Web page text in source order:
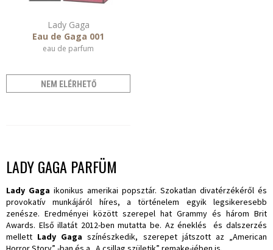
Lady Gaga
Eau de Gaga 001
eau de parfum
NEM ELÉRHETŐ
LADY GAGA PARFÜM
Lady Gaga ikonikus amerikai popsztár. Szokatlan divatérzékéről és
provokatív munkájáról híres, a történelem egyik legsikeresebb
zenésze. Eredményei között szerepel hat Grammy és három Brit
Awards. Első illatát 2012-ben mutatta be. Az éneklés és dalszerzés
mellett Lady Gagaszínészkedik, szerepet játszott az „American